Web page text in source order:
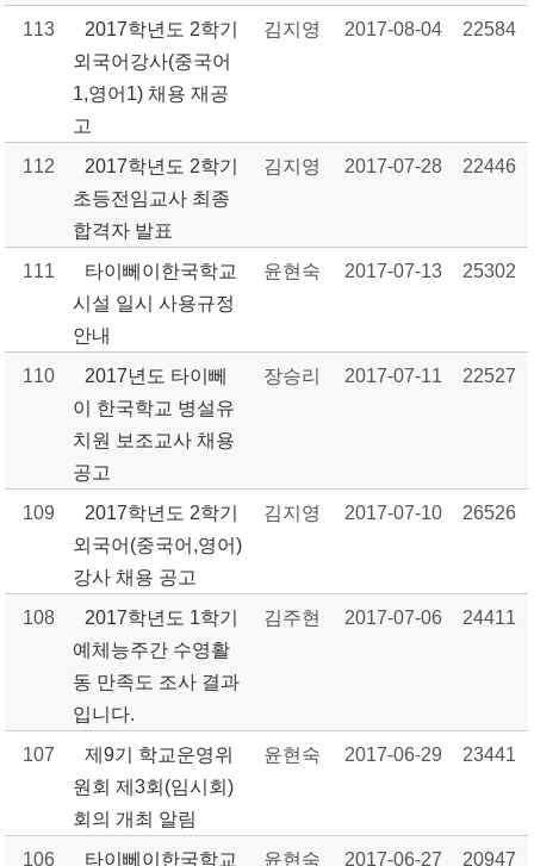
113
2017학년도 2학기
외국어강사(중국어
1,영어1) 채용 재공
고
김지영 2017-08-04 22584
112
2017학년도 2학기
초등전임교사 최종
합격자 발표
김지영 2017-07-28 22446
111
타이뻬이한국학교
시설 일시 사용규정
안내
윤현숙 2017-07-13 25302
110
2017년도 타이뻬
이 한국학교 병설유
치원 보조교사 채용
공고
장승리 2017-07-11 22527
109
2017학년도 2학기
외국어(중국어,영어)
강사 채용 공고
김지영 2017-07-10 26526
108
2017학년도 1학기
예체능주간 수영활
동 만족도 조사 결과
입니다.
김주현 2017-07-06 24411
107
제9기 학교운영위
원회 제3회(임시회)
회의 개최 알림
윤현숙 2017-06-29 23441
106 타이뻬이한국학교 윤현숙 2017-06-27 20947